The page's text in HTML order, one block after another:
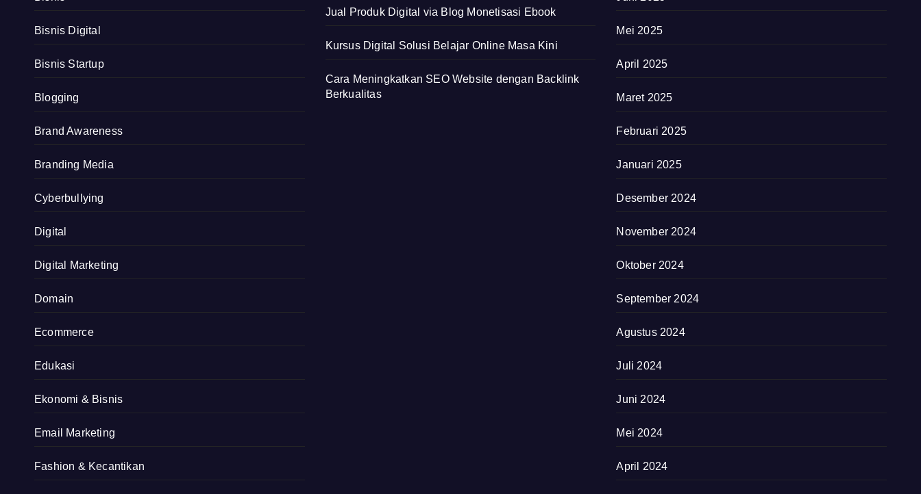
Bisnis Digital
Bisnis Startup
Blogging
Brand Awareness
Branding Media
Cyberbullying
Digital
Digital Marketing
Domain
Ecommerce
Edukasi
Ekonomi & Bisnis
Email Marketing
Fashion & Kecantikan
Jual Produk Digital via Blog Monetisasi Ebook
Kursus Digital Solusi Belajar Online Masa Kini
Cara Meningkatkan SEO Website dengan Backlink
Berkualitas
Mei 2025
April 2025
Maret 2025
Februari 2025
Januari 2025
Desember 2024
November 2024
Oktober 2024
September 2024
Agustus 2024
Juli 2024
Juni 2024
Mei 2024
April 2024